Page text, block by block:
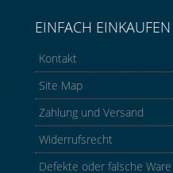
EINFACH EINKAUFEN
Kontakt
Site Map
Zahlung und Versand
Widerrufsrecht
Defekte oder falsche Ware